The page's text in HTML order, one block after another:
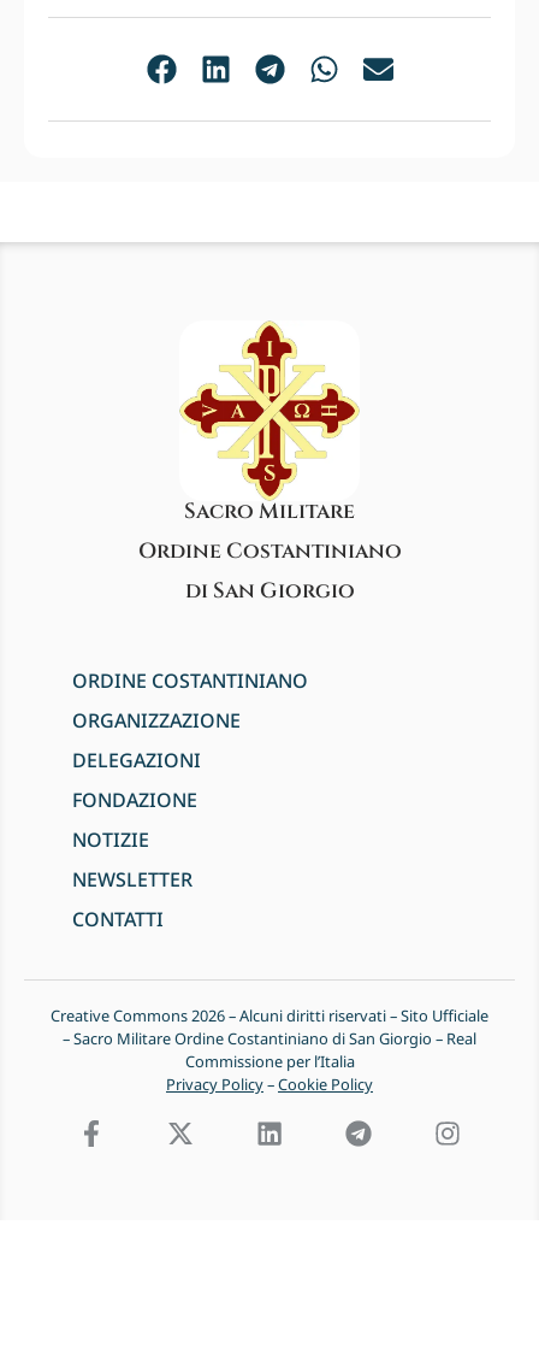
Sacro Militare
Ordine Costantiniano
di San Giorgio
ORDINE COSTANTINIANO
ORGANIZZAZIONE
DELEGAZIONI
FONDAZIONE
NOTIZIE
NEWSLETTER
CONTATTI
Creative Commons 2026 – Alcuni diritti riservati – Sito Ufficiale
– Sacro Militare Ordine Costantiniano di San Giorgio – Real
Commissione per l’Italia
Privacy Policy–Cookie Policy